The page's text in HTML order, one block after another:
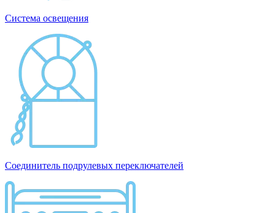
Система освещения
Соединитель подрулевых переключателей